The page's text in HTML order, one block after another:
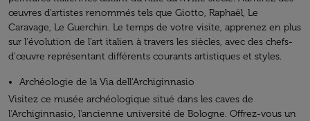
œuvres d'artistes renommés tels que Giotto, Raphaël, Le
Caravage, Le Guerchin. Le temps de votre visite, apprenez en plus
sur l'évolution de l'art italien à travers les siècles, avec des chefs-
d'œuvre représentant différents courants artistiques et styles.
Archéologie de la Via dell'Archiginnasio
Visitez ce musée archéologique situé dans les caves de
l'Archiginnasio, l'ancienne université de Bologne. Offrez-vous un